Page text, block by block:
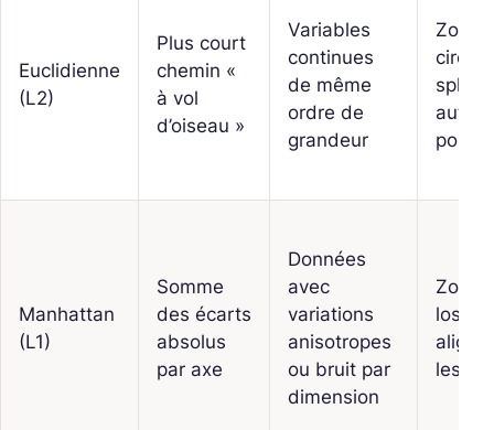
Euclidienne
(L2)
Plus court
chemin «
à vol
d’oiseau »
Variables
continues
de même
ordre de
grandeur
Zones
points
Manhattan
(L1)
Somme
des écarts
absolus
par axe
Données
avec
variations
anisotropes
ou bruit par
dimension
les